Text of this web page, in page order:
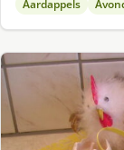
Aardappels